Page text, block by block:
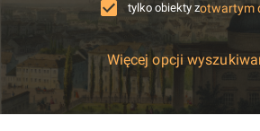
tylko obiekty zotwartym
Więcej opcji